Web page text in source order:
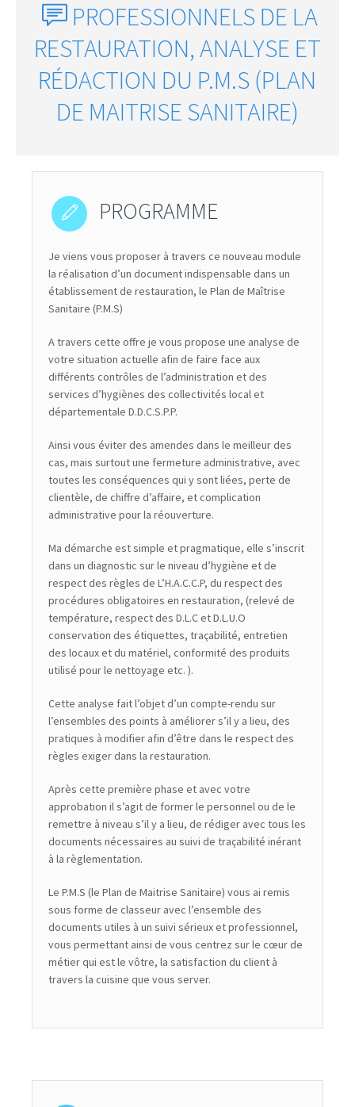
PROFESSIONNELS DE LA
RESTAURATION, ANALYSE ET
RÉDACTION DU P.M.S (PLAN
DE MAITRISE SANITAIRE)
PROGRAMME
Je viens vous proposer à travers ce nouveau module
la réalisation d’un document indispensable dans un
établissement de restauration, le Plan de Maîtrise
Sanitaire (P.M.S)
A travers cette offre je vous propose une analyse de
votre situation actuelle afin de faire face aux
différents contrôles de l’administration et des
services d’hygiènes des collectivités local et
départementale D.D.C.S.P.P.
Ainsi vous éviter des amendes dans le meilleur des
cas, mais surtout une fermeture administrative, avec
toutes les conséquences qui y sont liées, perte de
clientèle, de chiffre d’affaire, et complication
administrative pour la réouverture.
Ma démarche est simple et pragmatique, elle s’inscrit
dans un diagnostic sur le niveau d’hygiène et de
respect des règles de L’H.A.C.C.P, du respect des
procédures obligatoires en restauration, (relevé de
température, respect des D.L.C et D.L.U.O
conservation des étiquettes, traçabilité, entretien
des locaux et du matériel, conformité des produits
utilisé pour le nettoyage etc. ).
Cette analyse fait l’objet d’un compte-rendu sur
l’ensembles des points à améliorer s’il y a lieu, des
pratiques à modifier afin d’être dans le respect des
règles exiger dans la restauration.
Après cette première phase et avec votre
approbation il s’agit de former le personnel ou de le
remettre à niveau s’il y a lieu, de rédiger avec tous les
documents nécessaires au suivi de traçabilité inérant
à la règlementation.
Le P.M.S (le Plan de Maitrise Sanitaire) vous ai remis
sous forme de classeur avec l’ensemble des
documents utiles à un suivi sérieux et professionnel,
vous permettant ainsi de vous centrez sur le cœur de
métier qui est le vôtre, la satisfaction du client à
travers la cuisine que vous server.